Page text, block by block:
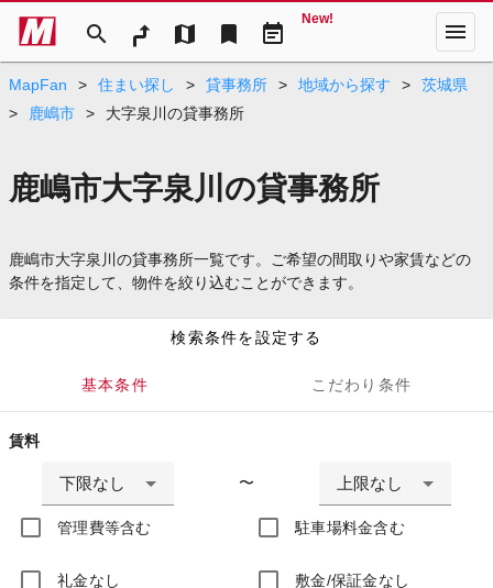
search map bookmark event_note
New! menu
MapFan > 住まい探し > 貸事務所 > 地域から探す >
茨城県
>
鹿嶋市 > 大字泉川の貸事務所
鹿嶋市大字泉川の貸事務所
鹿嶋市大字泉川の貸事務所一覧です。ご希望の間取りや家賃などの
条件を指定して、物件を絞り込むことができます。
検索条件を設定する
基本条件 こだわり条件
賃料
下限なし 〜 上限なし
管理費等含む 駐車場料金含む
礼金なし 敷金/保証金なし